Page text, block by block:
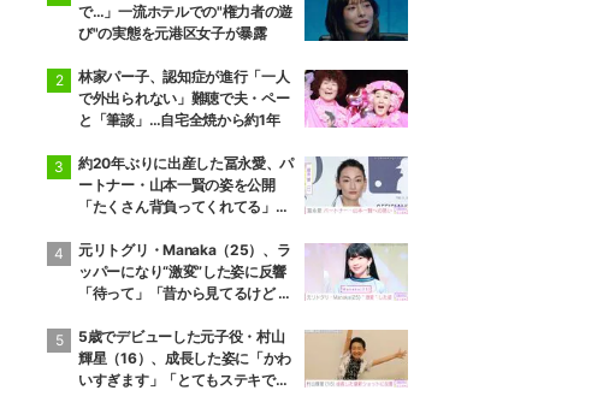
で…」一流ホテルでの"権力者の遊
び"の実態を元港区女子が暴露
林家パー子、認知症が進行「一人
で外出られない」難聴で夫・ペー
と「筆談」…自宅全焼から約1年
約20年ぶりに出産した冨永愛、パ
ートナー・山本一賢の姿を公開
「たくさん背負ってくれてる」感
元リトグリ・Manaka（25）、ラ
ッパーになり“激変”した姿に反響
「待って」「昔から見てるけど 最
5歳でデビューした元子役・村山
輝星（16）、成長した姿に「かわ
いすぎます」「とてもステキで